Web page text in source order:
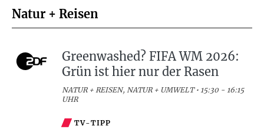
Natur + Reisen
Greenwashed? FIFA WM 2026:
Grün ist hier nur der Rasen
NATUR + REISEN, NATUR + UMWELT • 15:30 - 16:15
UHR
TV-TIPP